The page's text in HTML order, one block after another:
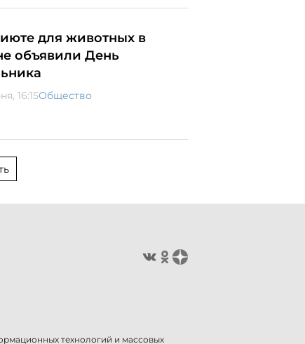
для животных в
объявили День
16:15Общество
технологий и массовых